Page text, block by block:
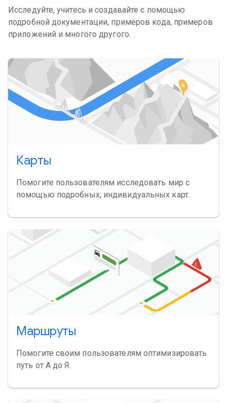
Исследуйте, учитесь и создавайте с помощью
подробной документации, примеров кода, примеров
приложений и многого другого.
Карты
Помогите пользователям исследовать мир с
помощью подробных, индивидуальных карт.
Маршруты
Помогите своим пользователям оптимизировать
путь от А до Я.